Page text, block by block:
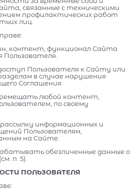
связанные с техническими
профилактических работ
лиц.
контент, функционал Сайта
Пользователя.
Пользователя к Сайту или
в случае нарушения
Соглашения.
любой контент,
по своему
информационных и
Пользователям,
на Сайте.
обезличенные данные о
п. 5).
ПОЛЬЗОВАТЕЛЯ